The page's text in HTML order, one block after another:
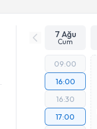
7 Ağu
Cum
09:00
16:00
16:30
17:00